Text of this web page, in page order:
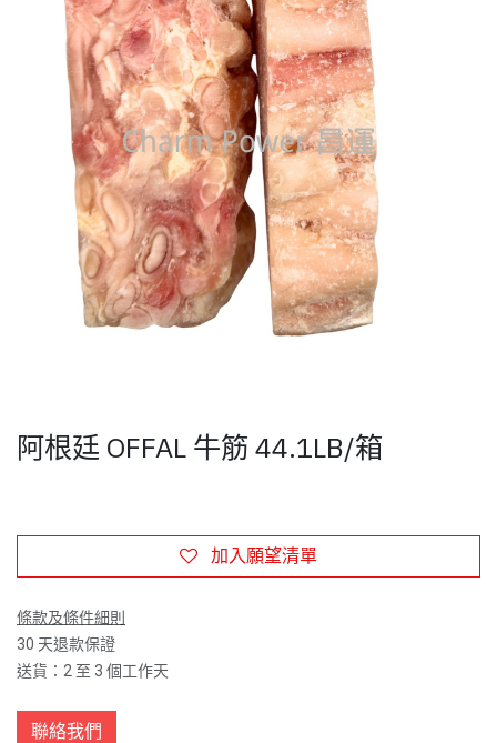
阿根廷 OFFAL 牛筋 44.1LB/箱
加入願望清單
條款及條件細則
30 天退款保證
送貨：2 至 3 個工作天
聯絡我們